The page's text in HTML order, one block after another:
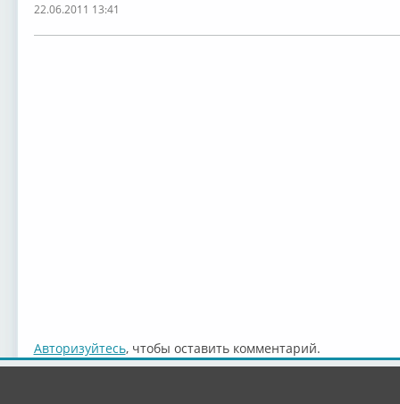
22.06.2011 13:41
Авторизуйтесь, чтобы оставить комментарий.